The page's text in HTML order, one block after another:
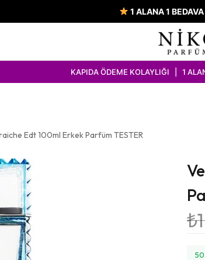
1 ALANA 1
KAPIDA ÖDEME KOLAYLIĞI | 1 ALANA 1
Edt 100ml Erkek Parfüm TESTER
₺